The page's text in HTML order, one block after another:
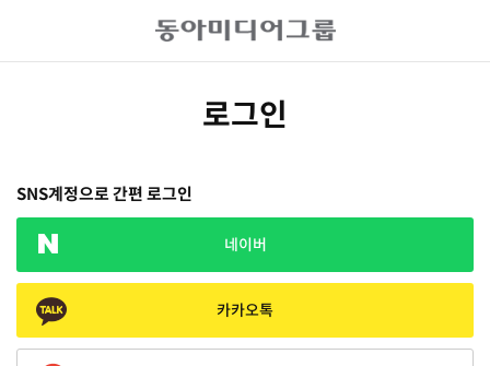
로그인
SNS계정으로 간편 로그인
네이버
카카오톡